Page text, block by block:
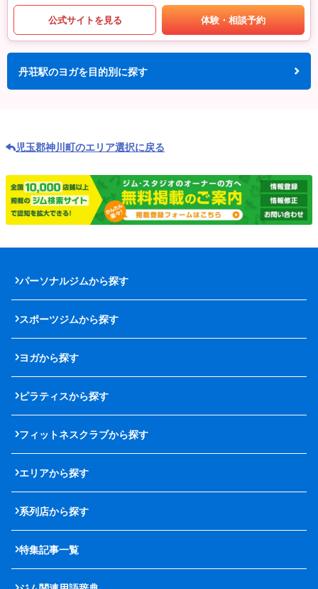
公式サイトを見る 体験・相談予約
丹荘駅のヨガを目的別に探す
児玉郡神川町のエリア選択に戻る
パーソナルジムから探す
スポーツジムから探す
ヨガから探す
ピラティスから探す
フィットネスクラブから探す
エリアから探す
系列店から探す
特集記事一覧